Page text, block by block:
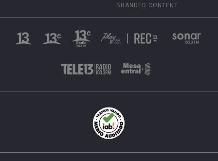
BRANDED CONTENT